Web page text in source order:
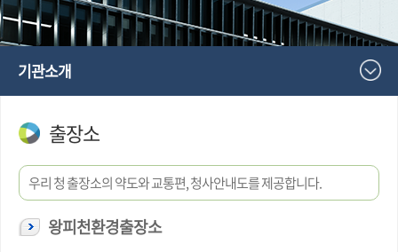
기관소개
출장소
우리 청 출장소의 약도와 교통편, 청사안내도를 제공합니다.
왕피천환경출장소